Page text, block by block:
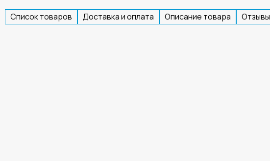
Список товаров Доставка и оплата Описание товара Отзывы